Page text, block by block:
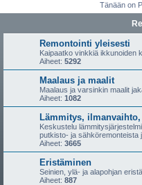
Tänään on
Remontointi yleisesti
Kaipaatko vinkkiä ikkunoiden
Aiheet: 5292
Maalaus ja maalit
Maalaus ja varsinkin maalit
Aiheet: 1082
Lämmitys,
Keskustelu
putkisto- ja sähköremonteista
Aiheet: 3665
Eristäminen
Seinien, ylä- ja alapohjan
Aiheet: 887